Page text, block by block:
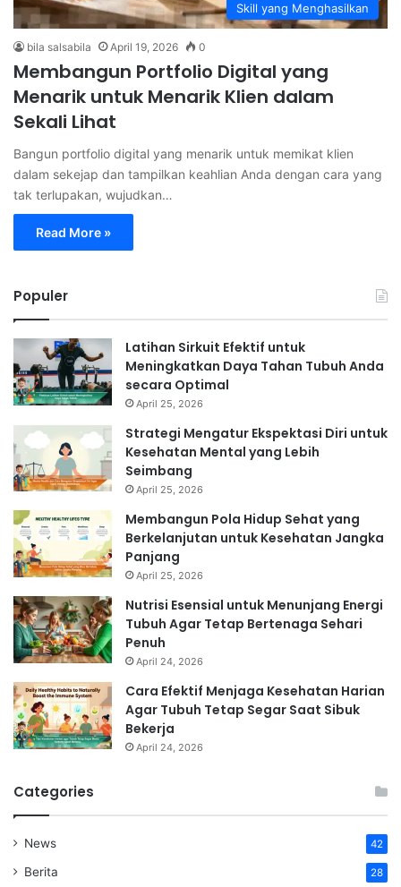
Skill yang Menghasilkan
bila salsabila April 19, 2026 0
Membangun Portfolio Digital yang
Menarik untuk Menarik Klien dalam
Sekali Lihat
Bangun portfolio digital yang menarik untuk memikat klien
dalam sekejap dan tampilkan keahlian Anda dengan cara yang
tak terlupakan, wujudkan…
Read More »
Populer
Latihan Sirkuit Efektif untuk
Meningkatkan Daya Tahan Tubuh Anda
secara Optimal
April 25, 2026
Strategi Mengatur Ekspektasi Diri untuk
Kesehatan Mental yang Lebih
Seimbang
April 25, 2026
Membangun Pola Hidup Sehat yang
Berkelanjutan untuk Kesehatan Jangka
Panjang
April 25, 2026
Nutrisi Esensial untuk Menunjang Energi
Tubuh Agar Tetap Bertenaga Sehari
Penuh
April 24, 2026
Cara Efektif Menjaga Kesehatan Harian
Agar Tubuh Tetap Segar Saat Sibuk
Bekerja
April 24, 2026
Categories
News 42
Berita 28